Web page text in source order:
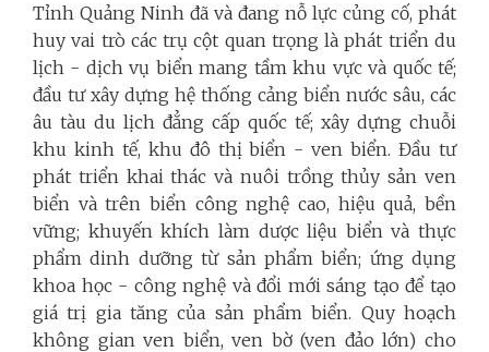
Tỉnh Quảng Ninh đã và đang nỗ lực củng cố, phát
huy vai trò các trụ cột quan trọng là phát triển du
lịch - dịch vụ biển mang tầm khu vực và quốc tế;
đầu tư xây dựng hệ thống cảng biển nước sâu, các
âu tàu du lịch đẳng cấp quốc tế; xây dựng chuỗi
khu kinh tế, khu đô thị biển - ven biển. Đầu tư
phát triển khai thác và nuôi trồng thủy sản ven
biển và trên biển công nghệ cao, hiệu quả, bền
vững; khuyến khích làm dược liệu biển và thực
phẩm dinh dưỡng từ sản phẩm biển; ứng dụng
khoa học - công nghệ và đổi mới sáng tạo để tạo
giá trị gia tăng của sản phẩm biển. Quy hoạch
không gian ven biển, ven bờ (ven đảo lớn) cho